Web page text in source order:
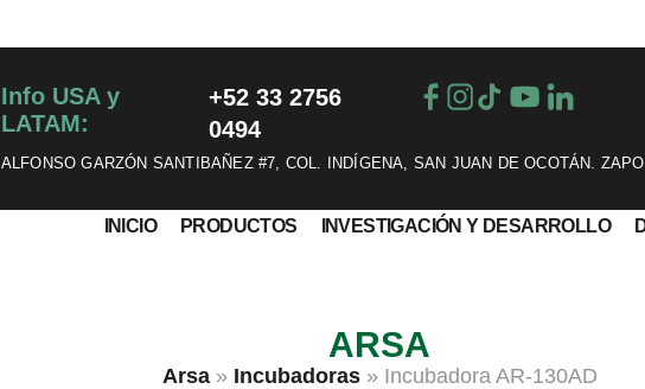
Info USA y
LATAM:
+52 33 2756
0494
ALFONSO GARZÓN SANTIBAÑEZ #7, COL. INDÍGENA, SAN JUAN DE OCOTÁN.
INICIO PRODUCTOS INVESTIGACIÓN Y DESARROLLO
ARSA
Arsa» Incubadoras» Incubadora AR-130AD